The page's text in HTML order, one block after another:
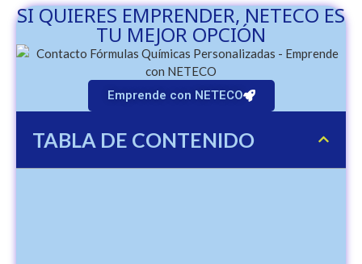
SI QUIERES EMPRENDER, NETECO ES
TU MEJOR OPCIÓN
Emprende con NETECO
TABLA DE CONTENIDO